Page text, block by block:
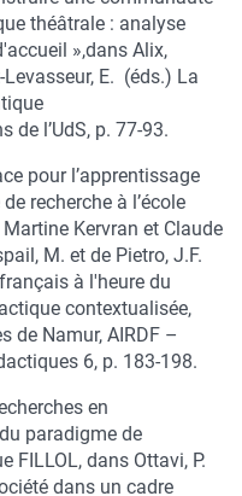
théâtrale : analyse
»,dans Alix,
E. (éds.) La
de l’UdS, p. 77-93.
pour l’apprentissage
recherche à l’école
Kervran et Claude
M. et de Pietro, J.F.
à l'heure du
contextualisée,
de Namur, AIRDF –
6, p. 183-198.
en
paradigme de
FILLOL, dans Ottavi, P.
dans un cadre